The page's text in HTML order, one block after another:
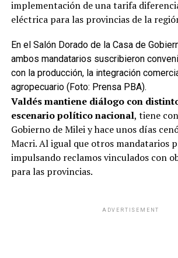
implementación de una tarifa
eléctrica para las provincias de la
En el Salón Dorado de la Casa de
ambos mandatarios suscribieron
con la producción, la integración
agropecuario (Foto: Prensa PBA).
Valdés mantiene diálogo con
escenario político nacional, tiene
Gobierno de Milei y hace unos días
Macri. Al igual que otros mandatarios
impulsando reclamos vinculados con
para las provincias.
ADVERTISEMENT